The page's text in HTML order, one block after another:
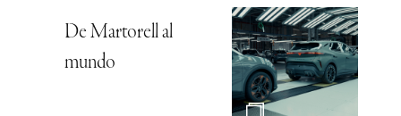
De Martorell al
mundo